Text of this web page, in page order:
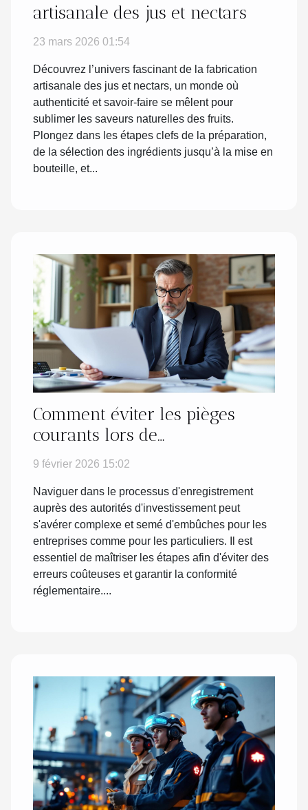
artisanale des jus et nectars
23 mars 2026 01:54
Découvrez l’univers fascinant de la fabrication
artisanale des jus et nectars, un monde où
authenticité et savoir-faire se mêlent pour
sublimer les saveurs naturelles des fruits.
Plongez dans les étapes clefs de la préparation,
de la sélection des ingrédients jusqu’à la mise en
bouteille, et...
Comment éviter les pièges
courants lors de
l'enregistrement auprès des
9 février 2026 15:02
Naviguer dans le processus d'enregistrement
auprès des autorités d'investissement peut
s'avérer complexe et semé d'embûches pour les
entreprises comme pour les particuliers. Il est
essentiel de maîtriser les étapes afin d'éviter des
erreurs coûteuses et garantir la conformité
réglementaire....